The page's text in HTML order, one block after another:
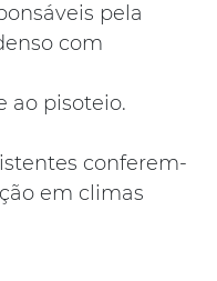
pela
com
ao pisoteio.
conferem-
em climas